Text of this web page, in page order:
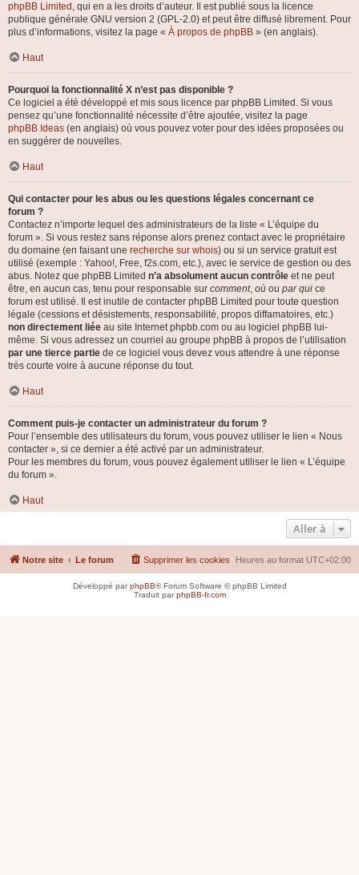
phpBB Limited , qui en a les droits d’auteur. Il est publié sous la licence
publique générale GNU version 2 (GPL-2.0) et peut être diffusé librement. Pour
plus d’informations, visitez la page « À propos de phpBB » (en anglais).
Haut
Pourquoi la fonctionnalité X n’est pas disponible ?
Ce logiciel a été développé et mis sous licence par phpBB Limited. Si vous
pensez qu’une fonctionnalité nécessite d’être ajoutée, visitez la page
phpBB Ideas (en anglais) où vous pouvez voter pour des idées proposées ou
en suggérer de nouvelles.
Haut
Qui contacter pour les abus ou les questions légales concernant ce
forum ?
Contactez n’importe lequel des administrateurs de la liste « L’équipe du
forum ». Si vous restez sans réponse alors prenez contact avec le propriétaire
du domaine (en faisant une recherche sur whois) ou si un service gratuit est
utilisé (exemple : Yahoo!, Free, f2s.com, etc.), avec le service de gestion ou des
abus. Notez que phpBB Limited n’a absolument aucun contrôle et ne peut
être, en aucun cas, tenu pour responsable sur comment, où ou par qui ce
forum est utilisé. Il est inutile de contacter phpBB Limited pour toute question
légale (cessions et désistements, responsabilité, propos diffamatoires, etc.)
non directement liée au site Internet phpbb.com ou au logiciel phpBB lui-
même. Si vous adressez un courriel au groupe phpBB à propos de l’utilisation
par une tierce partie de ce logiciel vous devez vous attendre à une réponse
très courte voire à aucune réponse du tout.
Haut
Comment puis-je contacter un administrateur du forum ?
Pour l’ensemble des utilisateurs du forum, vous pouvez utiliser le lien « Nous
contacter », si ce dernier a été activé par un administrateur.
Pour les membres du forum, vous pouvez également utiliser le lien « L’équipe
du forum ».
Haut
Aller à
Notre site Le forum Heures au format UTC+02:00
Supprimer les cookies
Développé parphpBB® Forum Software © phpBB Limited
Traduit parphpBB-fr.com